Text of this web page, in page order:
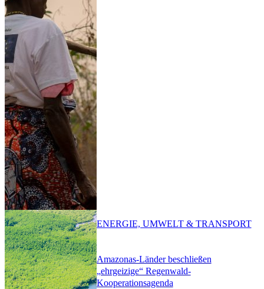
Amazonas-Länder beschließen
„ehrgeizige“ Regenwald-
Kooperationsagenda
ENERGIE, UMWELT & TRANSPORT